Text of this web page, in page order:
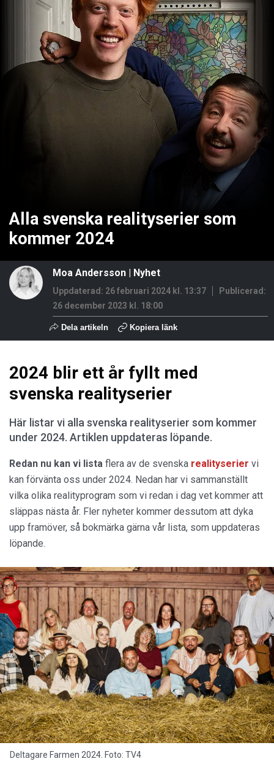
Alla svenska realityserier som
kommer 2024
Moa Andersson | Nyhet
Uppdaterad: 26 februari 2024 kl. 13:37
Publicerad:
26 december 2023 kl. 18:00
Dela artikeln Kopiera länk
2024 blir ett år fyllt med
svenska realityserier
Här listar vi alla svenska realityserier som kommer
under 2024. Artiklen uppdateras löpande.
Redan nu kan vi lista flera av de svenska realityserier vi
kan förvänta oss under 2024. Nedan har vi sammanställt
vilka olika realityprogram som vi redan i dag vet kommer att
släppas nästa år. Fler nyheter kommer dessutom att dyka
upp framöver, så bokmärka gärna vår lista, som uppdateras
löpande.
Deltagare Farmen 2024. Foto: TV4